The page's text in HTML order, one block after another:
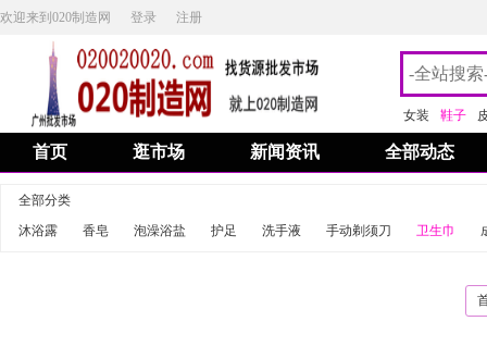
欢迎来到020制造网 登录 注册
女装 鞋子
首页 逛市场 新闻资讯 全部动态
全部分类
沐浴露
香皂 泡澡浴盐 护足 洗手液 手动剃须刀 卫生巾